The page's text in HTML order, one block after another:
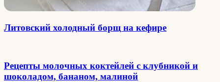
Литовский холодный борщ на кефире
Рецепты молочных коктейлей с клубникой и
шоколадом, бананом, малиной